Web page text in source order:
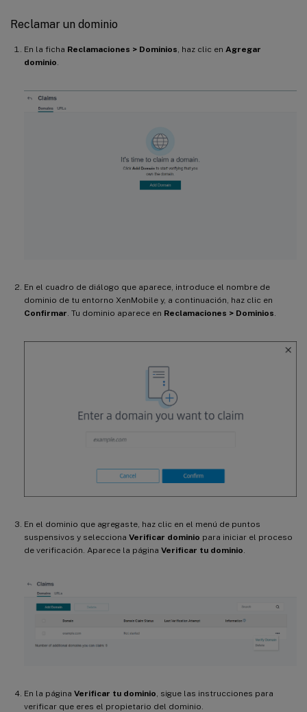
Reclamar un dominio
En la ficha Reclamaciones > Dominios , haz clic en Agregar
dominio
En el cuadro de diálogo que aparece, introduce el nombre de
dominio de tu entorno XenMobile y, a continuación, haz clic en
Confirmar. Tu dominio aparece en Reclamaciones > Dominios.
En el dominio que agregaste, haz clic en el menú de puntos
suspensivos y selecciona Verificar dominio para iniciar el proceso
de verificación. Aparece la página Verificar tu dominio.
En la página Verificar tu dominio, sigue las instrucciones para
verificar que eres el propietario del dominio.